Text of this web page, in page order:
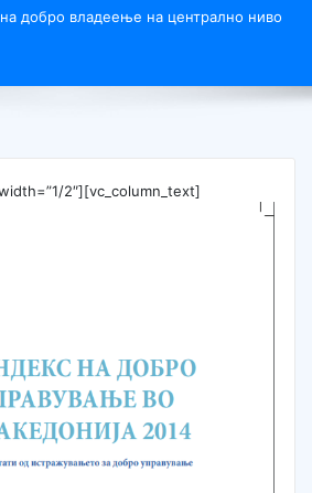
добро владеење на централно ниво
2″][vc_column_text]